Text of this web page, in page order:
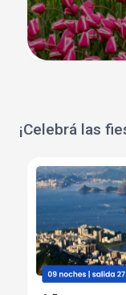
¡Celebrá las